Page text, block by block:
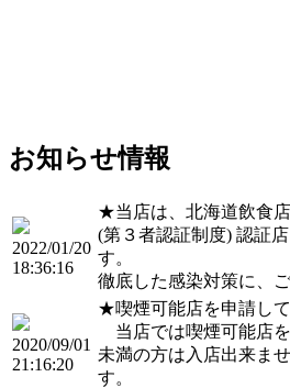
お知らせ情報
2022/01/20
18:36:16
★当店は、北海道飲食
(第３者認証制度) 認証
す。
徹底した感染対策に、
2020/09/01
21:16:20
★喫煙可能店を申請し
当店では喫煙可能店
未満の方は入店出来ま
す。